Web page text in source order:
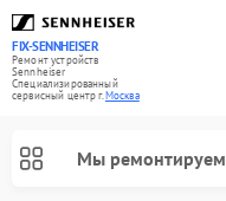
FIX-SENNHEISER
Ремонт устройств
Sennheiser
Специализированный
cервисный центр г.Москва
Мы ремонтируем